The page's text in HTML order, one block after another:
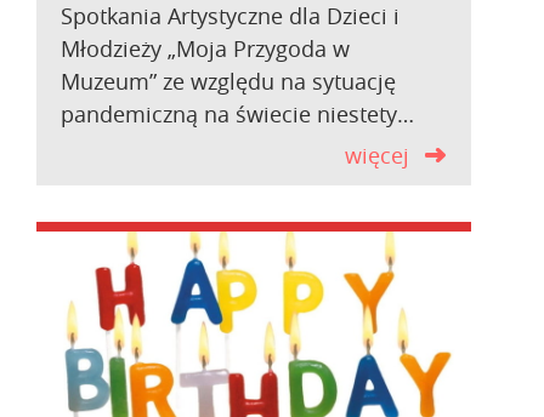
Spotkania Artystyczne dla Dzieci i
Młodzieży „Moja Przygoda w
Muzeum” ze względu na sytuację
pandemiczną na świecie niestety…
więcej